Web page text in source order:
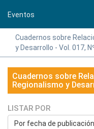
Eventos
Cuadernos sobre
y Desarrollo - Vol. 017,
Cuadernos sobre
Regionalismo y
LISTAR POR
Por fecha de publicación